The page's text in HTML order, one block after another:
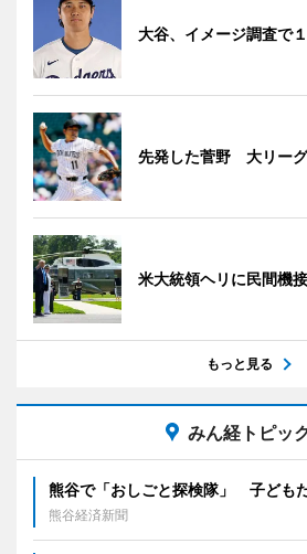
大谷、イメージ調査で
先発した菅野 大リーグ
米大統領ヘリに民間機
もっと見る
みん経トピッ
熊谷で「おしごと探検隊」 子ども
熊谷経済新聞